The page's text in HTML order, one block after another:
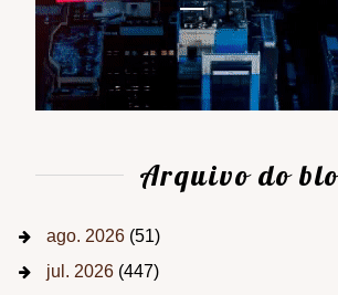
Arquivo do
ago. 2026 (51)
jul. 2026 (447)